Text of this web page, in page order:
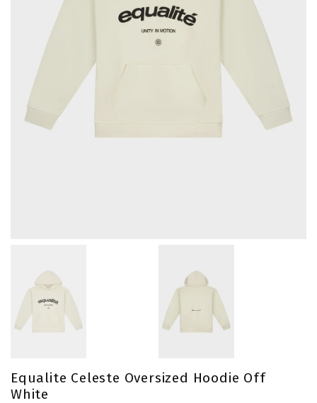
Equalite Celeste Oversized Hoodie Off
White